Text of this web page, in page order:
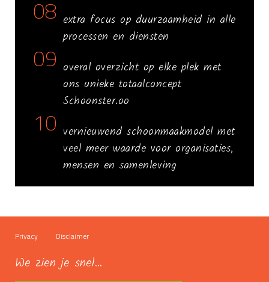
08 extra focus op duurzaamheid in alle
processen en diensten
09 overal overzicht op elke plek met
ons unieke totaalconcept
Schoonster.oo
10 vernieuwend schoonmaakmodel met
veel meer waarde voor organisaties,
mensen en samenleving
We zien je snel...
Privacy Disclaimer